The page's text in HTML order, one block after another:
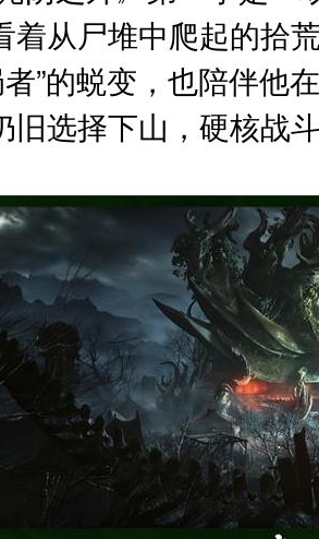
着从尸堆中爬起的拾
者”的蜕变，也陪伴他
旧选择下山，硬核战